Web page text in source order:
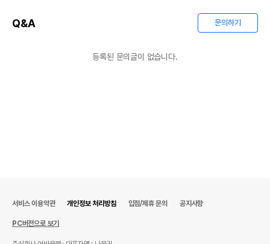
또는 소비자상담 관련
Q&A 문의하기
등록된 문의글이 없습니다.
서비스 이용약관 개인정보 처리방침 입점/제휴 문의 공지사항
PC버전으로 보기